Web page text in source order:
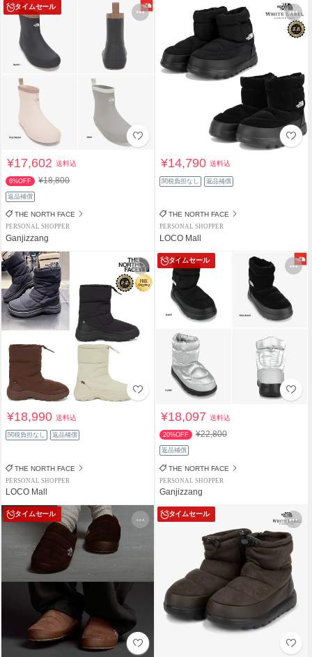
タイムセール
¥17,602送料込
6%OFF ¥18,800
返品補償
THE NORTH FACE
PERSONAL SHOPPER
Ganjizzang
¥14,790送料込
関税負担なし 返品補償
THE NORTH FACE
PERSONAL SHOPPER
LOCO Mall
¥18,990送料込
関税負担なし 返品補償
THE NORTH FACE
PERSONAL SHOPPER
LOCO Mall
タイムセール
¥18,097送料込
20%OFF ¥22,800
返品補償
THE NORTH FACE
PERSONAL SHOPPER
Ganjizzang
タイムセール タイムセール